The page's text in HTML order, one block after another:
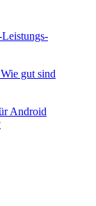
gut sind
Android